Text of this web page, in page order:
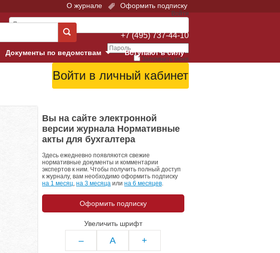
О журнале Оформить подписку
Войти
Запомнить меня
+7 (495) 737-44-10
Вступают в силу
Документы по ведомствам
Арбитражные суды
Верховный Суд
Гострудинспекция в г. Москве
Конституционный Суд
Вы на сайте электронной
версии журнала Нормативные
акты для бухгалтера
Здесь ежедневно появляются свежие
нормативные документы и комментарии
экспертов к ним. Чтобы получить полный доступ
к журналу, вам необходимо оформить подписку
на 1 месяц, на 3 месяца или на 6 месяцев.
Оформить подписку
Увеличить шрифт
– A +